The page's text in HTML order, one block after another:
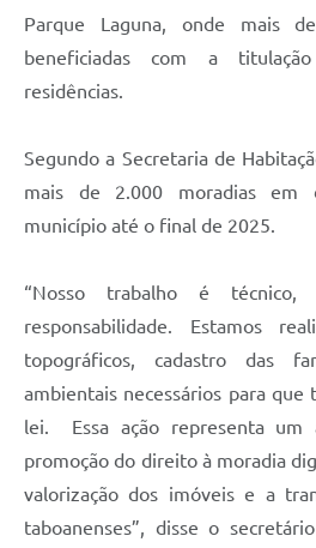
Parque Laguna, onde mais
beneficiadas com a
residências.
Segundo a Secretaria de
mais de 2.000 moradias em
município até o final de 2025.
“Nosso trabalho é
responsabilidade. Estamos
topográficos, cadastro das
ambientais necessários para
lei. Essa ação representa um
promoção do direito à moradia
valorização dos imóveis e a
taboanenses”, disse o